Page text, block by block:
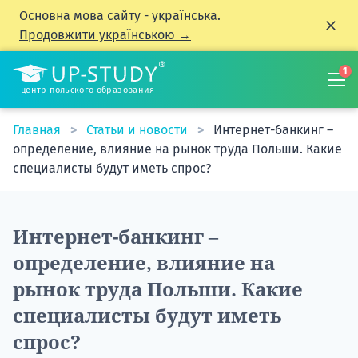
Основна мова сайту - українська.
Продовжити українською →
центр польского образования
1
Главная Статьи и новости
Интернет-банкинг –
определение, влияние на рынок труда Польши. Какие
специалисты будут иметь спрос?
Интернет-банкинг –
определение, влияние на
рынок труда Польши. Какие
специалисты будут иметь
спрос?